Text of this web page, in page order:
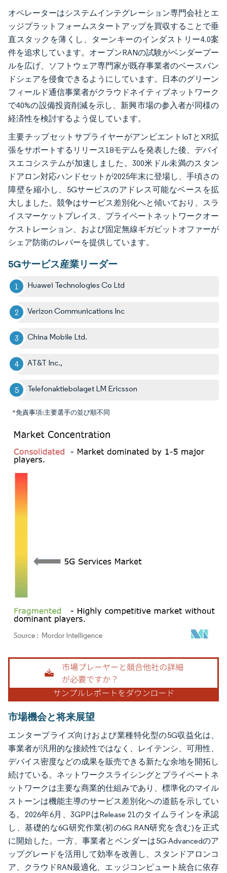
オペレーターはシステムインテグレーション専門会社とエ
ッジプラットフォームスタートアップを買収することで垂
直スタックを薄くし、ターンキーのインダストリー4.0案
件を追求しています。オープンRANの試験がベンダープー
ルを広げ、ソフトウェア専門家が既存事業者のベースバン
ドシェアを侵食できるようにしています。日本のグリーン
フィールド通信事業者がクラウドネイティブネットワーク
で40%の設備投資削減を示し、新興市場の参入者が同様の
経済性を検討するよう促しています。
主要チップセットサプライヤーがアンビエントIoTとXR拡
張をサポートするリリース18モデムを発表した後、デバイ
スエコシステムが加速しました。300米ドル未満のスタン
ドアロン対応ハンドセットが2025年末に登場し、手頃さの
障壁を縮小し、5Gサービスのアドレス可能なベースを拡
大しました。競争はサービス差別化へと傾いており、スラ
イスマーケットプレイス、プライベートネットワークオー
ケストレーション、および固定無線ギガビットオファーが
シェア防衛のレバーを提供しています。
5Gサービス産業リーダー
Huawei Technologies Co Ltd
Verizon Communications Inc
China Mobile Ltd.
AT&T Inc.,
Telefonaktiebolaget LM Ericsson
*免責事項:主要選手の並び順不同
画像 © Mordor Intelligence。再利用にはCC BY 4.0の表示が必要です。
市場機会と将来展望
エンタープライズ向けおよび業種特化型の5G収益化は、
事業者が汎用的な接続性ではなく、レイテンシ、可用性、
デバイス密度などの成果を販売できる新たな余地を開拓し
続けている。ネットワークスライシングとプライベートネ
ットワークは主要な商業的仕組みであり、標準化のマイル
ストーンは機能主導のサービス差別化への道筋を示してい
る。2026年6月、3GPPはRelease 21のタイムラインを承認
し、基礎的な6G研究作業(初の6G RAN研究を含む)を正式
に開始した。一方、事業者とベンダーは5G-Advancedのア
ップグレードを活用して効率を改善し、スタンドアロンコ
ア、クラウドRAN最適化、エッジコンピュート統合に依存